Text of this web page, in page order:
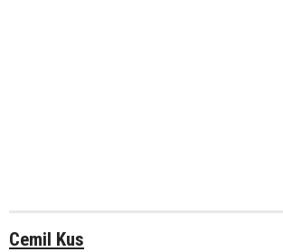
Cemil Kus